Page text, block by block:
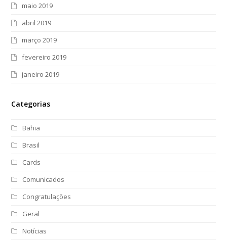
maio 2019
abril 2019
março 2019
fevereiro 2019
janeiro 2019
Categorias
Bahia
Brasil
Cards
Comunicados
Congratulações
Geral
Notícias